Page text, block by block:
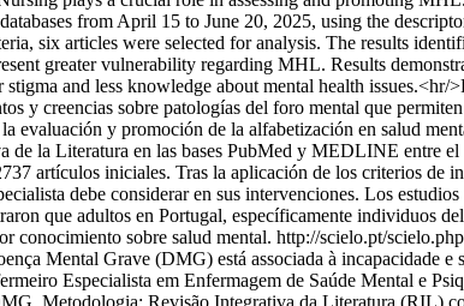
from April 15 to June 20, 2025, using the
six articles were selected for analysis. The results
greater vulnerability regarding MHL. Results
and less knowledge about mental health
y creencias sobre patologías del foro mental que
evaluación y promoción de la alfabetización en salud
de la Literatura en las bases PubMed y MEDLINE entre
artículos iniciales. Tras la aplicación de los criterios de
debe considerar en sus intervenciones. Los
que adultos en Portugal, específicamente individuos
conocimiento sobre salud mental. http://scielo.pt/
Mental Grave (DMG) está associada à incapacidade
Especialista em Enfermagem de Saúde Mental e
Metodologia: Revisão Integrativa da Literatura